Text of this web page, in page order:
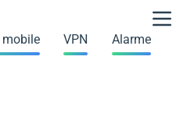
VPN Alarme